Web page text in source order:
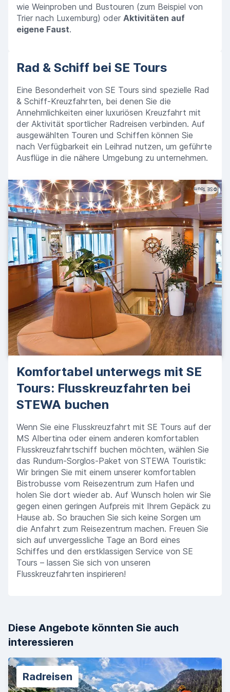
wie Weinproben und Bustouren (zum Beispiel von
Trier nach Luxemburg) oder Aktivitäten auf
eigene Faust.
Rad & Schiff bei SE Tours
Eine Besonderheit von SE Tours sind spezielle Rad
& Schiff-Kreuzfahrten, bei denen Sie die
Annehmlichkeiten einer luxuriösen Kreuzfahrt mit
der Aktivität sportlicher Radreisen verbinden. Auf
ausgewählten Touren und Schiffen können Sie
nach Verfügbarkeit ein Leihrad nutzen, um geführte
Ausflüge in die nähere Umgebung zu unternehmen.
©
SE Tours
Komfortabel unterwegs mit SE
Tours: Flusskreuzfahrten bei
STEWA buchen
Wenn Sie eine Flusskreuzfahrt mit SE Tours auf der
MS Albertina oder einem anderen komfortablen
Flusskreuzfahrtschiff buchen möchten, wählen Sie
das Rundum-Sorglos-Paket von STEWA Touristik:
Wir bringen Sie mit einem unserer komfortablen
Bistrobusse vom Reisezentrum zum Hafen und
holen Sie dort wieder ab. Auf Wunsch holen wir Sie
gegen einen geringen Aufpreis mit Ihrem Gepäck zu
Hause ab. So brauchen Sie sich keine Sorgen um
die Anfahrt zum Reisezentrum machen. Freuen Sie
sich auf unvergessliche Tage an Bord eines
Schiffes und den erstklassigen Service von SE
Tours – lassen Sie sich von unseren
Flusskreuzfahrten inspirieren!
Diese Angebote könnten Sie auch
interessieren
Radreisen